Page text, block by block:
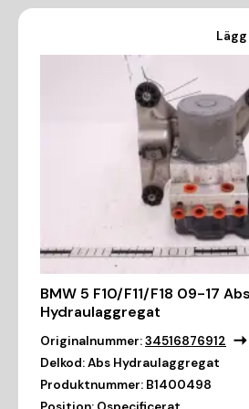
BMW 5 F10/F11/F18 09-17 Abs
Hydraulaggregat
Originalnummer:34516876912
Delkod:Abs Hydraulaggregat
Produktnummer: B1400498